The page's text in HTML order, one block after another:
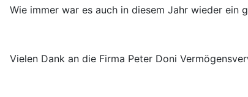
Wie immer war es auch in diesem Jahr wieder ein
Vielen Dank an die Firma Peter Doni